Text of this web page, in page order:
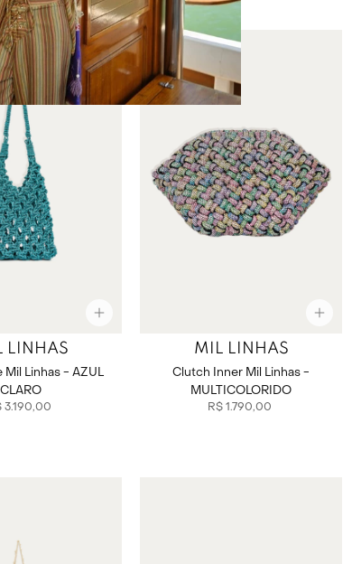
LINHAS
CLARO
3.190,00
MIL LINHAS
Clutch Inner Mil Linhas -
MULTICOLORIDO
R$ 1.790,00